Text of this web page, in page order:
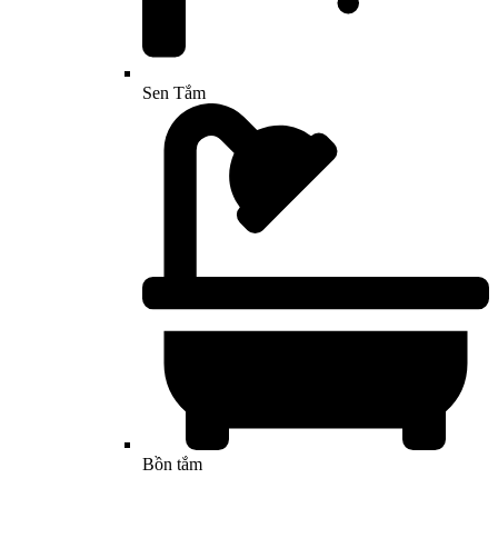
Sen Tắm
Bồn tắm